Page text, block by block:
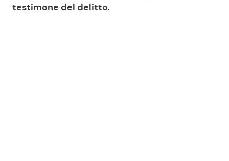
testimone del delitto.